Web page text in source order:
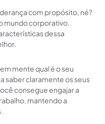
com propósito, né?
mundo corporativo.
dessa
mente qual é o seu
saber claramente os seus
consegue engajar a
mantendo a